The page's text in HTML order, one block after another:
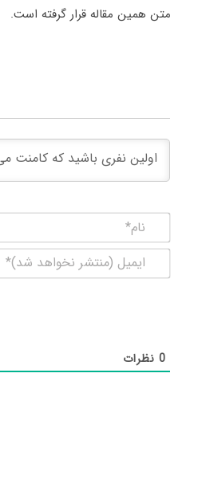
متن همین مقاله قرار گرفته است.
0نظرات